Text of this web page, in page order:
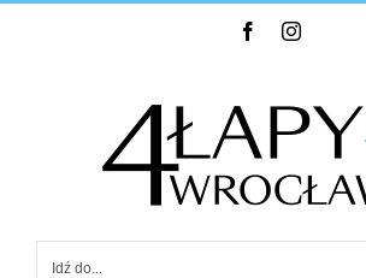
FacebookInstagram
Idź do...